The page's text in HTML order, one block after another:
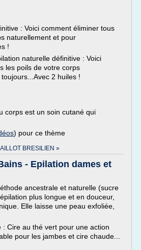
: Voici comment éliminer tous
naturellement et pour
!
naturelle définitive : Voici
les poils de votre corps
2 huiles !
corps est un soin cutané qui
) pour ce thème
BRESILIEN »
- Epilation dames et
ancestrale et naturelle (sucre
plus longue et en douceur,
Elle laisse une peau exfoliée,
: Cire au thé vert pour une action
pour les jambes et cire chaude...